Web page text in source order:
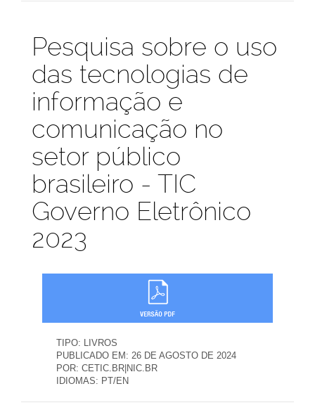
Publicações
Pesquisa sobre o uso
das tecnologias de
informação e
comunicação no
setor público
brasileiro - TIC
Governo Eletrônico
2023
TIPO: LIVROS
PUBLICADO EM: 26 DE AGOSTO DE 2024
POR: CETIC.BR|NIC.BR
IDIOMAS: PT/EN